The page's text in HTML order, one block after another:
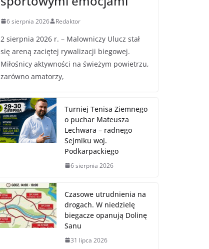
6 sierpnia 2026 Redaktor
2 sierpnia 2026 r. – Malowniczy Ulucz stał
się areną zaciętej rywalizacji biegowej.
Miłośnicy aktywności na świeżym powietrzu,
zarówno amatorzy,
Turniej Tenisa Ziemnego
o puchar Mateusza
Lechwara – radnego
Sejmiku woj.
Podkarpackiego
6 sierpnia 2026
Czasowe utrudnienia na
drogach. W niedzielę
biegacze opanują Dolinę
Sanu
31 lipca 2026